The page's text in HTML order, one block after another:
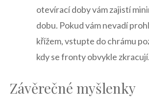
otevírací doby vám zajistí
dobu. ⁤Pokud vám⁢ nevadí
křížem, vstupte ‌do chrámu
kdy se fronty⁢ obvykle zkracují.
Závěrečné ⁤myšlenky